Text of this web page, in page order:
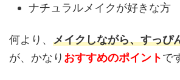
ナチュラルメイクが好きな方
何より、 メイクしながら、すっぴ
が、かなり おすすめのポイントで